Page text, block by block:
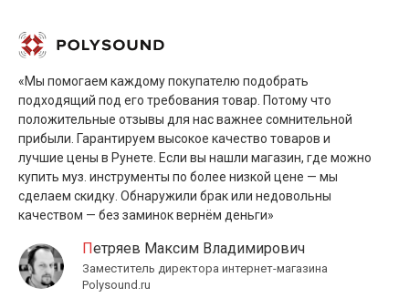
«Мы помогаем каждому покупателю подобрать
подходящий под его требования товар. Потому что
положительные отзывы для нас важнее сомнительной
прибыли. Гарантируем высокое качество товаров и
лучшие цены в Рунете. Если вы нашли магазин, где можно
купить муз. инструменты по более низкой цене — мы
сделаем скидку. Обнаружили брак или недовольны
качеством — без заминок вернём деньги»
Петряев Максим Владимирович
Заместитель директора интернет-магазина
Polysound.ru